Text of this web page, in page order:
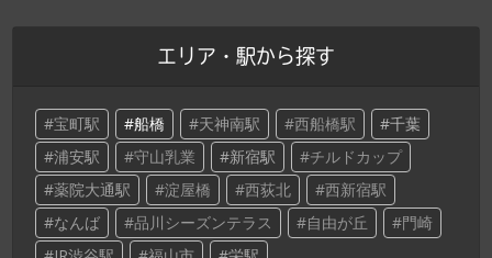
エリア・駅から探す
宝町駅 船橋 天神南駅 西船橋駅
千葉
浦安駅
守山乳業 新宿駅
チルドカップ
薬院大通駅
淀屋橋 西荻北
西新宿駅
なんば
品川シーズンテラス 自由が丘
門崎